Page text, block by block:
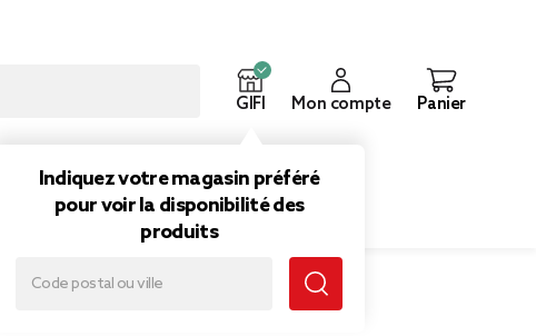
GIFI
Indiquez votre magasin préféré
pour voir la disponibilité des
produits
Mon compte Panier